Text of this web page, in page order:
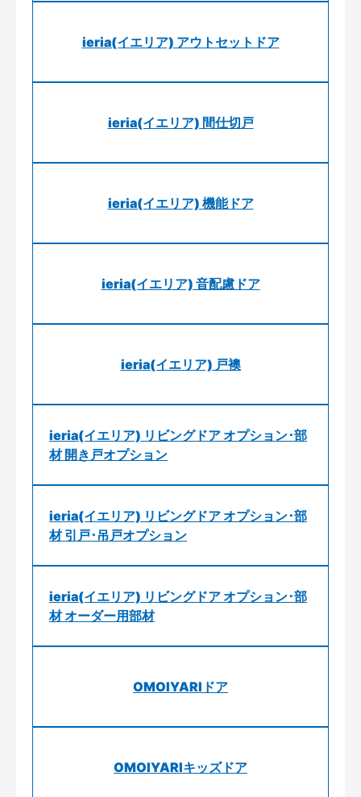
ieria(イエリア) アウトセットドア
ieria(イエリア) 間仕切戸
ieria(イエリア) 機能ドア
ieria(イエリア) 音配慮ドア
ieria(イエリア) 戸襖
ieria(イエリア) リビングドア オプション･部
材 開き戸オプション
ieria(イエリア) リビングドア オプション･部
材 引戸･吊戸オプション
ieria(イエリア) リビングドア オプション･部
材 オーダー用部材
OMOIYARIドア
OMOIYARIキッズドア